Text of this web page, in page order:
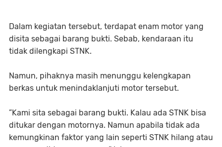
Dalam kegiatan tersebut, terdapat enam motor yang
disita sebagai barang bukti. Sebab, kendaraan itu
tidak dilengkapi STNK.
Namun, pihaknya masih menunggu kelengkapan
berkas untuk menindaklanjuti motor tersebut.
”Kami sita sebagai barang bukti. Kalau ada STNK bisa
ditukar dengan motornya. Namun apabila tidak ada
kemungkinan faktor yang lain seperti STNK hilang atau